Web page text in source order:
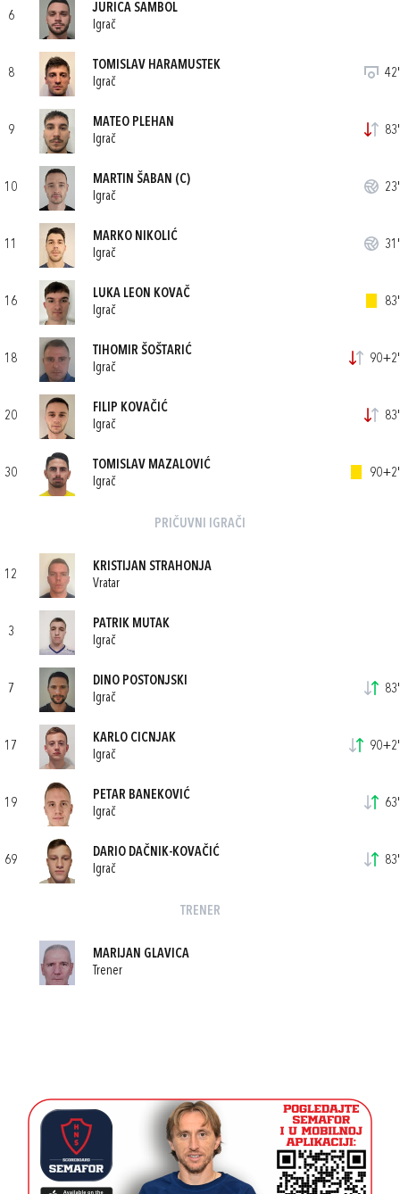
6
JURICA SAMBOL
Igrač
8
TOMISLAV HARAMUSTEK
Igrač
42'
9
MATEO PLEHAN
Igrač
83'
10
MARTIN ŠABAN (C)
Igrač
23'
11
MARKO NIKOLIĆ
Igrač
31'
16
LUKA LEON KOVAČ
Igrač
83'
18
TIHOMIR ŠOŠTARIĆ
Igrač
90+2'
20
FILIP KOVAČIĆ
Igrač
83'
30
TOMISLAV MAZALOVIĆ
Igrač
90+2'
PRIČUVNI IGRAČI
12
KRISTIJAN STRAHONJA
Vratar
3
PATRIK MUTAK
Igrač
7
DINO POSTONJSKI
Igrač
83'
17
KARLO CICNJAK
Igrač
90+2'
19
PETAR BANEKOVIĆ
Igrač
63'
69
DARIO DAČNIK-KOVAČIĆ
Igrač
83'
TRENER
MARIJAN GLAVICA
Trener